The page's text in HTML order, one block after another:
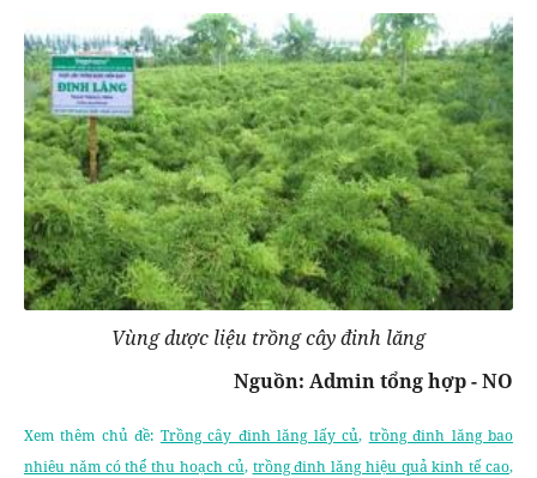
Vùng dược liệu trồng cây đinh lăng
Nguồn: Admin tổng hợp - NO
Xem thêm chủ đề: Trồng cây đinh lăng lấy củ, trồng đinh lăng bao
nhiêu năm có thể thu hoạch củ, trồng đinh lăng hiệu quả kinh tế cao,